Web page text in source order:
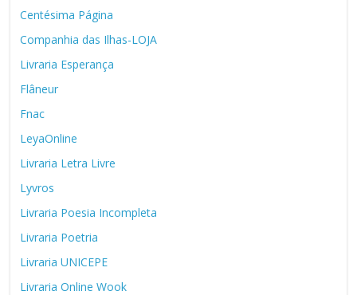
Centésima Página
Companhia das Ilhas-LOJA
Livraria Esperança
Flâneur
Fnac
LeyaOnline
Livraria Letra Livre
Lyvros
Livraria Poesia Incompleta
Livraria Poetria
Livraria UNICEPE
Livraria Online Wook